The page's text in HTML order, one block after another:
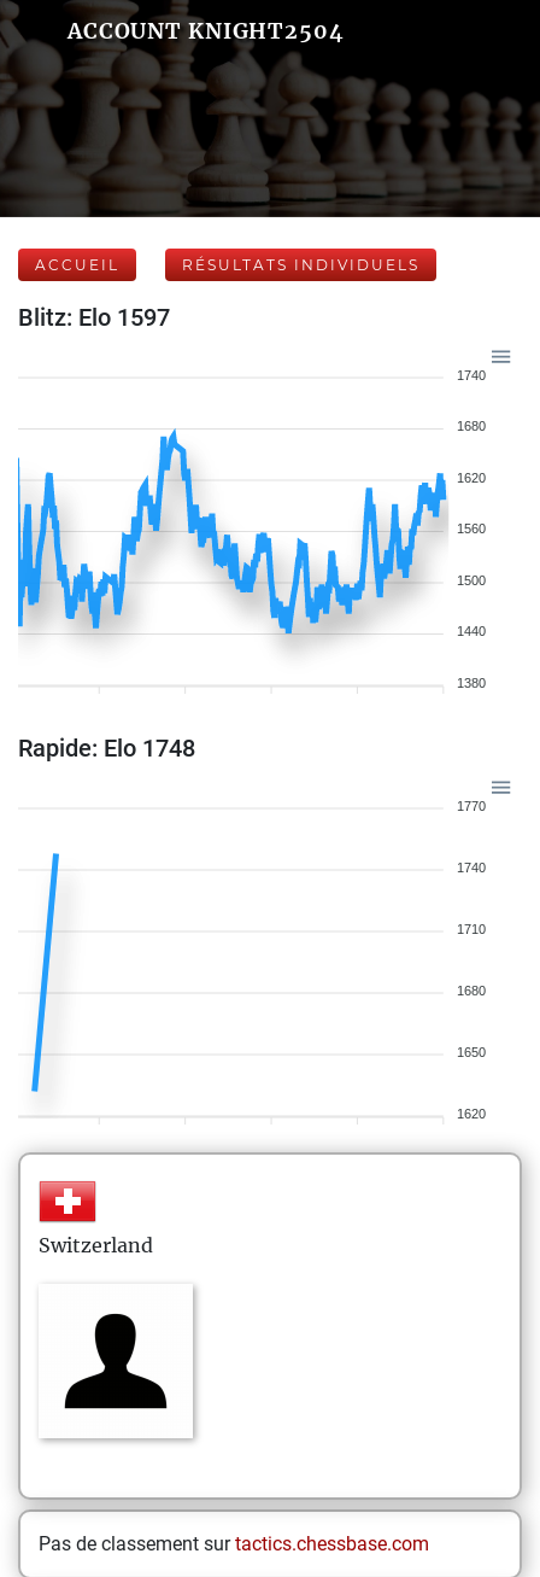
ACCOUNT KNIGHT2504
ACCUEIL RÉSULTATS INDIVIDUELS
Blitz: Elo 1597
1740
1680
1620
1560
1500
1440
1380
Rapide: Elo 1748
1770
1740
1710
1680
1650
1620
Switzerland
Pas de classement surtactics.chessbase.com